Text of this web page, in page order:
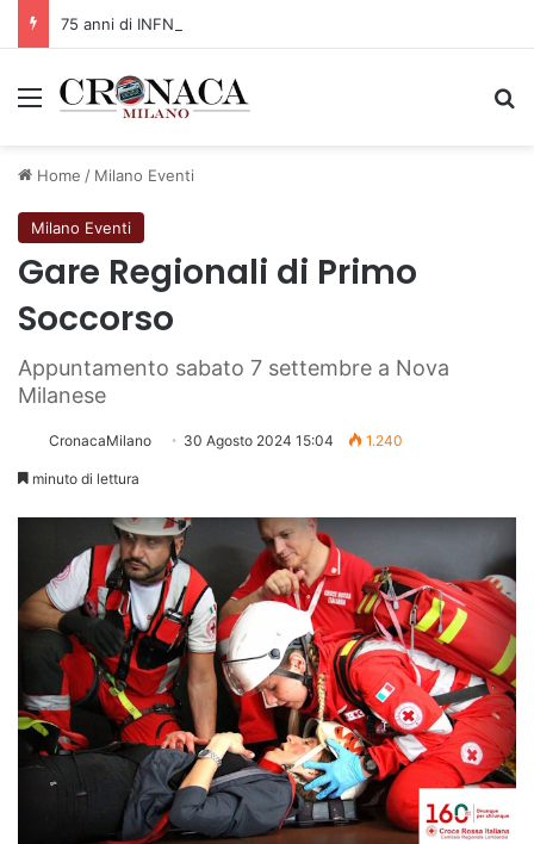
Menu
Home / Milano Eventi
Milano Eventi
Gare Regionali di Primo
Soccorso
Appuntamento sabato 7 settembre a Nova
Milanese
CronacaMilano 30 Agosto 2024 15:04 1.240
minuto di lettura